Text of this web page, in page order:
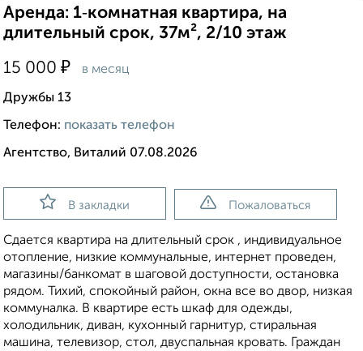
Аренда: 1‑комнатная квартира, на
длительный срок, 37м², 2/10 этаж
15 000 ₽ в месяц
Дружбы 13
Телефон: показать телефон
Агентство, Виталий 07.08.2026
В закладки Пожаловаться
Сдается квартира на длительный срок , индивидуальное
отопление, низкие коммунальные, интернет проведен,
магазины/банкомат в шаговой доступности, остановка
рядом. Тихий, спокойный район, окна все во двор, низкая
коммуналка. В квартире есть шкаф для одежды,
холодильник, диван, кухонный гарнитур, стиральная
машина, телевизор, стол, двуспальная кровать. Граждан